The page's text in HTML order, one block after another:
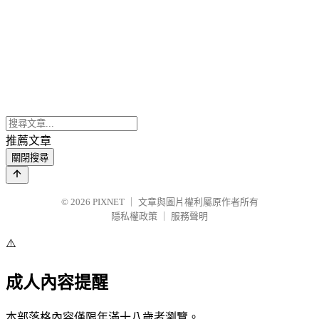
推薦文章
關閉搜尋
© 2026 PIXNET
文章與圖片權利屬原作者所有
隱私權政策
服務聲明
⚠️
成人內容提醒